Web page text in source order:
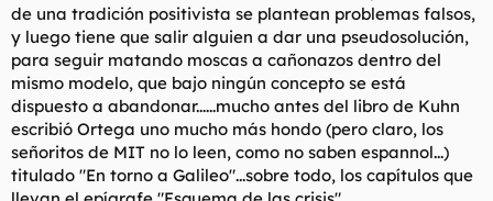
electrónico.
El filósofo de la CienciaThomas S. Kuhnaborda toda esta
cuestión en su imprescindible obra"La estructura de las
revoluciones científicas".
Saludos
Ummita
Puede que sea una cuestión de fé.
Aunque algunas de esas obras sean tremendamente
especulativas, no se las puede denominar "novelas", porque
están hecha bajo un enfoque científico aunque luego aborden
cuestiones que se escapen a nuestra lógica cartesiana y a las
leyes fundamentales de la mécanica clásica. Muchas de las
ideas queHawkingdifundió en su día sobre los "agujeros
negros" -y que resultaban fantásticas para el profano en la
materia-, hoy ya han sido probadas a través de minuciosas
observaciones cosmológicas. El trabajo teórico de
Kip Thorne
de una tradición positivista se plantean problemas falsos,
y luego tiene que salir alguien a dar una pseudosolución,
para seguir matando moscas a cañonazos dentro del
mismo modelo, que bajo ningún concepto se está
dispuesto a abandonar......mucho antes del libro de Kuhn
escribió Ortega uno mucho más hondo (pero claro, los
señoritos de MIT no lo leen, como no saben espannol...)
titulado "En torno a Galileo"...sobre todo, los capítulos que